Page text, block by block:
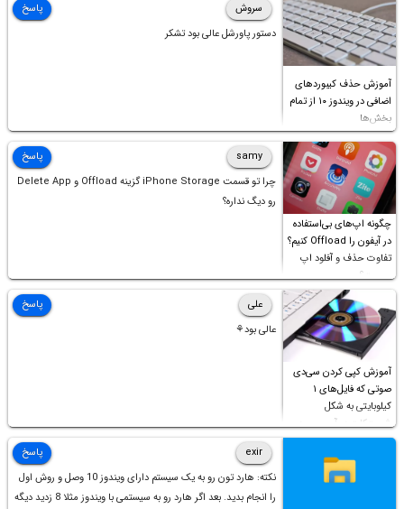
آموزش حذف کیبوردهای
اضافی در ویندوز ۱۰ از تمام
بخش‌ها
سروش
دستور پاورشل عالی بود تشکر
پاسخ
چگونه اپ‌های بی‌استفاده
در آیفون را Offload کنیم؟
تفاوت حذف و آفلود اپ
چیست؟
samy
چرا تو قسمت iPhone Storage گزینه Offload و Delete App
رو دیگ نداره؟
پاسخ
آموزش کپی کردن سی‌دی
صوتی که فایل‌های ۱
کیلوبایتی به شکل
شورت‌کات در آن موجود
است!
علی
عالی بود⚘
پاسخ
exir
نکته: هارد تون رو به یک سیستم دارای ویندوز 10 وصل و روش اول
را انجام بدید. بعد اگر هارد رو به سیستمی با ویندوز مثلا 8 زدید دیگه
پاسخ